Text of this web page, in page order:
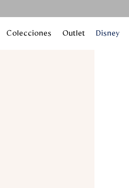
Colecciones Outlet Disney